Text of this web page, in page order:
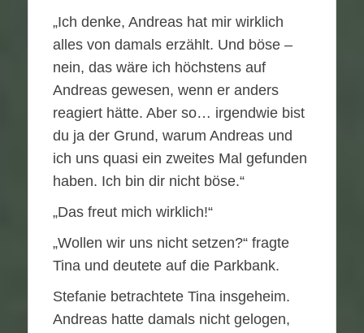
„Ich denke, Andreas hat mir wirklich
alles von damals erzählt. Und böse –
nein, das wäre ich höchstens auf
Andreas gewesen, wenn er anders
reagiert hätte. Aber so… irgendwie bist
du ja der Grund, warum Andreas und
ich uns quasi ein zweites Mal gefunden
haben. Ich bin dir nicht böse.“
„Das freut mich wirklich!“
„Wollen wir uns nicht setzen?“ fragte
Tina und deutete auf die Parkbank.
Stefanie betrachtete Tina insgeheim.
Andreas hatte damals nicht gelogen,